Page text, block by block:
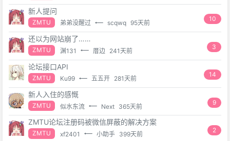
新人提问
ZMTU 弟弟没醒过 scqwq 95天前
10
还以为网站崩了……
ZMTU 渊131 厝边 241天前
3
论坛接口API
ZMTU Ku99 五五开 281天前
14
新人入住的感慨
ZMTU 似水东流 Next 365天前
9
ZMTU论坛注册码被微信屏蔽的解决方案
ZMTU xf2401 小助手 399天前
2